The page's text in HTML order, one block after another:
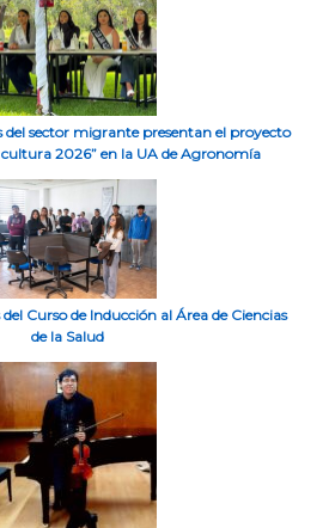
del sector migrante presentan el proyecto
cultura 2026” en la UA de Agronomía
Curso de Inducción al Área de Ciencias
de la Salud